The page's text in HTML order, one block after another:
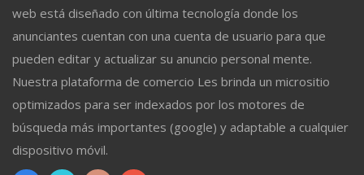
web está diseñado con última tecnología donde los
anunciantes cuentan con una cuenta de usuario para que
pueden editar y actualizar su anuncio personal mente.
Nuestra plataforma de comercio Les brinda un micrositio
optimizados para ser indexados por los motores de
búsqueda más importantes (google) y adaptable a cualquier
dispositivo móvil.